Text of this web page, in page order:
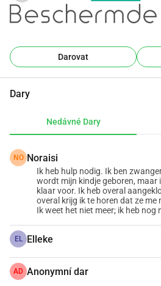
zcela závislí na darech, abychom
podporovat zranitelné matky a
Co děláme s vaším darem?
zranitelným matkám a miminkům v
využívány na lékařskou péči,
praktickou podporu, emocionální
poradenství, pokojíky pro miminka
nalezence), vzdělávání, následnou
dostupnost a dosahování naší
Každý příspěvek pomáhá udržovat
zlepšovat život zranitelných
Darovat
Dary
Nedávné Dary
NO Noraisi
Ik heb hulp nodig. Ik ben
wordt mijn kindje geboren, maar
klaar voor. Ik heb overal
overal krijg ik te horen dat ze me
Ik weet het niet meer; ik heb nog
EL Elleke
AD Anonymní dar